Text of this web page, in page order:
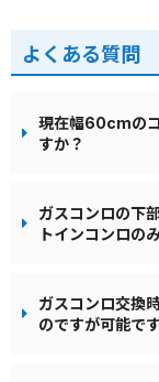
よくある質問
現在幅60cmの
すか？
ガスコンロの下
トインコンロの
ガスコンロ交換
のですが可能で